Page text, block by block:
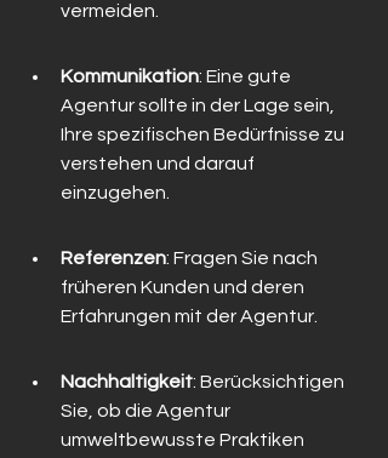
vermeiden.
Kommunikation: Eine gute
Agentur sollte in der Lage sein,
Ihre spezifischen Bedürfnisse zu
verstehen und darauf
einzugehen.
Referenzen: Fragen Sie nach
früheren Kunden und deren
Erfahrungen mit der Agentur.
Nachhaltigkeit: Berücksichtigen
Sie, ob die Agentur
umweltbewusste Praktiken